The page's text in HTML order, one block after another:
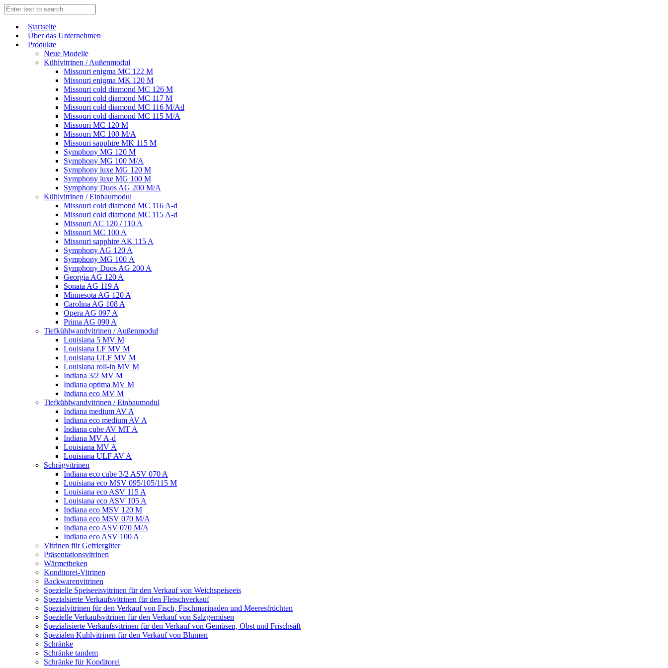
Start­sei­te
Über das Unternehmen
Produkte
Neue Modelle
Kühlvitrinen / Außenmodul
Missouri enigma MC 122 M
Missouri enigma MK 120 M
Missouri cold diamond MC 126 M
Missouri cold diamond MC 117 M
Missouri cold diamond MC 116 M/Ad
Missouri cold diamond MC 115 M/A
Missouri MC 120 M
Missouri MC 100 M/A
Missouri sapphire MK 115 M
Symphony MG 120 M
Symphony MG 100 M/А
Symphony luxe MG 120 M
Symphony luxe MG 100 M
Symphony Duos AG 200 M/A
Kühlvitrinen / Einbaumodul
Missouri cold diamond MC 116 A-d
Missouri cold diamond MC 115 A-d
Missouri AC 120 / 110 A
Missouri MC 100 A
Missouri sapphire AK 115 A
Symphony AG 120 A
Symphony MG 100 А
Symphony Duos AG 200 A
Georgia AG 120 A
Sonata AG 119 A
Minnesota AG 120 A
Carolina AG 108 A
Opera AG 097 A
Prima AG 090 A
Tiefkühlwandvitrinen / Außenmodul
Louisiana 5 MV M
Louisiana LF MV M
Louisiana ULF MV M
Louisiana roll-in MV M
Indiana 3/2 MV M
Indiana optima MV M
Indiana eco MV M
Tiefkühlwandvitrinen / Einbaumodul
Indiana medium AV A
Indiana eco medium AV A
Indiana cube AV MT A
Indiana MV A-d
Louisiana MV A
Louisiana ULF AV A
Schrägvitrinen
Indiana eco cube 3/2 ASV 070 A
Louisiana eco MSV 095/105/115 M
Louisiana eco ASV 115 A
Louisiana eco ASV 105 A
Indiana eco MSV 120 M
Indiana eco MSV 070 M/A
Indiana eco ASV 070 M/A
Indiana eco ASV 100 A
Vitrinen für Gefriergüter
Präsentationsvitrinen
Wärmetheken
Konditorei-Vitrinen
Backwarenvitrinen
Spezielle Speiseeisvitrinen für den Verkauf von Weichspeiseeis
Spezialsierte Verkaufsvitrinen für den Fleischverkauf
Spezialvitrinen für den Verkauf von Fisch, Fischmarinaden und Meeresfrüchten
Spezielle Verkaufsvitrinen für den Verkauf von Salzgemüsen
Spezialisierte Verkaufsvitrinen für den Verkauf von Gemüsen, Obst und Frischsäft
Spezialen Kuhlvitrinen für den Verkauf von Blumen
Schränke
Schränke tandem
Schränke für Konditorei